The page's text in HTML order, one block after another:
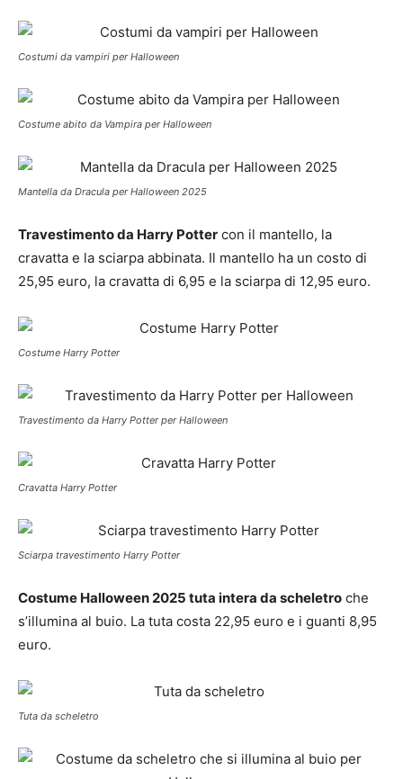
Costumi da vampiri per Halloween
Costume abito da Vampira per Halloween
Mantella da Dracula per Halloween 2025
Travestimento da Harry Potter con il mantello, la
cravatta e la sciarpa abbinata. Il mantello ha un costo di
25,95 euro, la cravatta di 6,95 e la sciarpa di 12,95 euro.
Costume Harry Potter
Travestimento da Harry Potter per Halloween
Cravatta Harry Potter
Sciarpa travestimento Harry Potter
Costume Halloween 2025 tuta intera da scheletro che
s’illumina al buio. La tuta costa 22,95 euro e i guanti 8,95
euro.
Tuta da scheletro